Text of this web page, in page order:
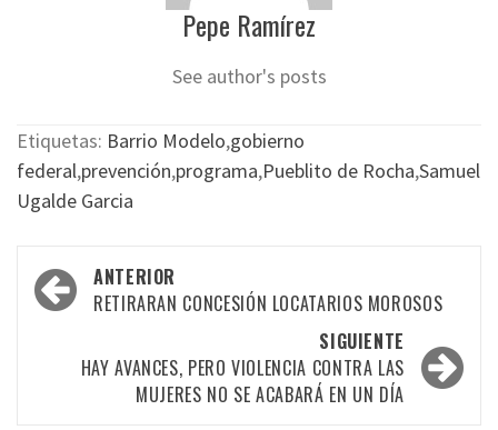
Pepe Ramírez
See author's posts
Etiquetas: Barrio Modelo,gobierno
federal,prevención,programa,Pueblito de Rocha,Samuel
Ugalde Garcia
Navegación
por
entradas
ANTERIOR
RETIRARAN CONCESIÓN LOCATARIOS MOROSOS
SIGUIENTE
HAY AVANCES, PERO VIOLENCIA CONTRA LAS
MUJERES NO SE ACABARÁ EN UN DÍA